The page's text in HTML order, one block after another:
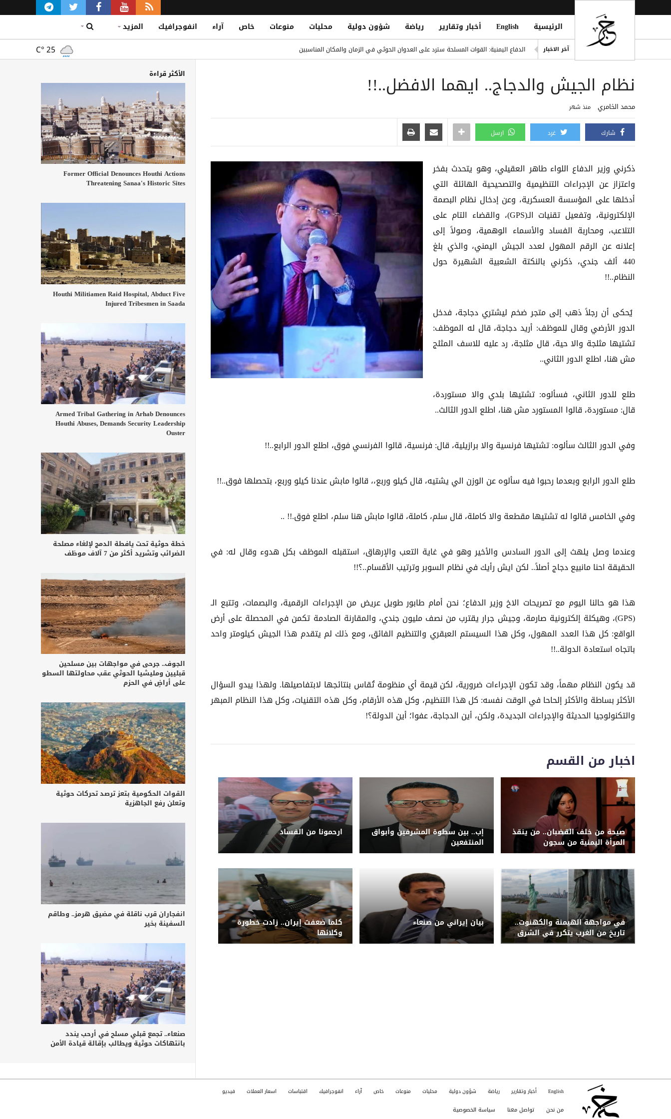
الرئيسية English أخبار وتقارير رياضة شؤون دولية محليات منوعات خاص آراء انفوجرافيك المزيد
آخر الاخبار
الدفاع اليمنية: القوات المسلحة سترد على العدوان الحوثي في الزمان والمكان المناسبين
من مأرب إلى الممرات البحرية.. تصعيد حوثي دموي يختبر جاهزية الحكومة اليمنية
قتيل و5 جرحى بانفجار دراجة نارية في مدينة بيحان بشبوة
C° 25
نظام الجيش والدجاج.. ايهما الافضل..!!
محمد الخامري منذ شهر
شارك غرد ارسل
ذكرني وزير الدفاع اللواء طاهر العقيلي، وهو يتحدث بفخر
واعتزاز عن الإجراءات التنظيمية والتصحيحية الهائلة التي
أدخلها على المؤسسة العسكرية، وعن إدخال نظام البصمة
الإلكترونية، وتفعيل تقنيات الـ(GPS)، والقضاء التام على
التلاعب، ومحاربة الفساد والأسماء الوهمية، وصولاً إلى
إعلانه عن الرقم المهول لعدد الجيش اليمني، والذي بلغ
440 ألف جندي، ذكرني بالنكتة الشعبية الشهيرة حول
النظام..!!
يُحكى أن رجلاً ذهب إلى متجر ضخم ليشتري دجاجة، فدخل
الدور الأرضي وقال للموظف: أريد دجاجة، قال له الموظف:
تشتيها مثلجة والا حية، قال مثلجة، رد عليه للاسف المثلج
مش هنا، اطلع الدور الثاني..
طلع للدور الثاني، فسألوه: تشتيها بلدي والا مستوردة،
قال: مستوردة، قالوا المستورد مش هنا، اطلع الدور الثالث..
وفي الدور الثالث سألوه: تشتيها فرنسية والا برازيلية، قال: فرنسية، قالوا الفرنسي فوق، اطلع الدور الرابع..!!
طلع الدور الرابع وبعدما رحبوا فيه سألوه عن الوزن الي يشتيه، قال كيلو وربع،، قالوا مابش عندنا كيلو وربع، بتحصلها فوق..!!
وفي الخامس قالوا له تشتيها مقطعة والا كاملة، قال سلم، كاملة، قالوا مابش هنا سلم، اطلع فوق.!! ..
وعندما وصل يلهث إلى الدور السادس والأخير وهو في غاية التعب والإرهاق، استقبله الموظف بكل هدوء وقال له: في
الحقيقة احنا مانبيع دجاج أصلاً.. لكن ايش رأيك في نظام السوبر وترتيب الأقسام..؟!!
هذا هو حالنا اليوم مع تصريحات الاخ وزير الدفاع؛ نحن أمام طابور طويل عريض من الإجراءات الرقمية، والبصمات، وتتبع الـ
(GPS)، وهيكلة إلكترونية صارمة، وجيش جرار يقترب من نصف مليون جندي، والمقارنة الصادمة تكمن في المحصلة على أرض
الواقع: كل هذا العدد المهول، وكل هذا السيستم العبقري والتنظيم الفائق، ومع ذلك لم يتقدم هذا الجيش كيلومتر واحد
باتجاه استعادة الدولة..!!
قد يكون النظام مهماً، وقد تكون الإجراءات ضرورية، لكن قيمة أي منظومة تُقاس بنتائجها لابتفاصيلها. ولهذا يبدو السؤال
الأكثر بساطة والأكثر إلحاحا في الوقت نفسه: كل هذا التنظيم، وكل هذه الأرقام، وكل هذه التقنيات، وكل هذا النظام المبهر
والتكنولوجيا الحديثة والإجراءات الجديدة، ولكن، أين الدجاجة، عفوا؛ أين الدولة؟!
اخبار من القسم
صيحة من خلف القضبان.. من ينقذ
المرأة اليمنية من سجون
الحوثيين؟
إب.. بين سطوة المشرفين وأبواق
المنتفعين
ارحمونا من الفساد
في مواجهة الهيمنة والكهنوت..
تاريخ من الغرب يتكرر في الشرق
بيان إيراني من صنعاء كلما ضعفت إيران.. زادت خطورة
وكلائها
الأكثر قراءة
Former Official Denounces Houthi Actions
Threatening Sanaa's Historic Sites
Houthi Militiamen Raid Hospital, Abduct Five
Injured Tribesmen in Saada
Armed Tribal Gathering in Arhab Denounces
Houthi Abuses, Demands Security Leadership
Ouster
خطة حوثية تحت يافطة الدمج لإلغاء مصلحة
الضرائب وتشريد أكثر من 7 آلاف موظف
الجوف.. جرحى في مواجهات بين مسلحين
قبليين ومليشيا الحوثي عقب محاولتها السطو
على أراضٍ في الحزم
القوات الحكومية بتعز ترصد تحركات حوثية
وتعلن رفع الجاهزية
انفجاران قرب ناقلة في مضيق هرمز.. وطاقم
السفينة بخير
صنعاء.. تجمع قبلي مسلح في أرحب يندد
بانتهاكات حوثية ويطالب بإقالة قيادة الأمن
English أخبار وتقارير رياضة شؤون دولية محليات منوعات خاص آراء انفوجرافيك اقتباسات اسعار العملات فيديو
من نحن تواصل معنا سياسة الخصوصية